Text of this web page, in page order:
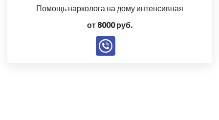
Помощь нарколога на дому интенсивная
от 8000 руб.